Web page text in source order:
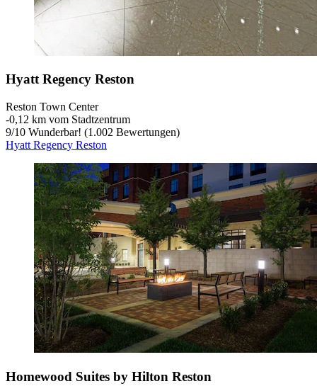
Hyatt Regency Reston
Reston Town Center
‐0,12 km vom Stadtzentrum
9/10 Wunderbar! (1.002 Bewertungen)
Hyatt Regency Reston
Homewood Suites by Hilton Reston